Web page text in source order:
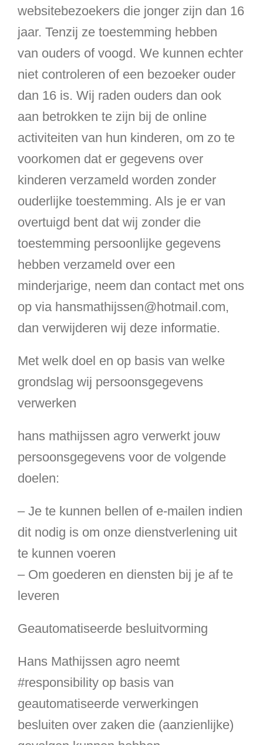
websitebezoekers die jonger zijn dan 16
jaar. Tenzij ze toestemming hebben
van ouders of voogd. We kunnen echter
niet controleren of een bezoeker ouder
dan 16 is. Wij raden ouders dan ook
aan betrokken te zijn bij de online
activiteiten van hun kinderen, om zo te
voorkomen dat er gegevens over
kinderen verzameld worden zonder
ouderlijke toestemming. Als je er van
overtuigd bent dat wij zonder die
toestemming persoonlijke gegevens
hebben verzameld over een
minderjarige, neem dan contact met ons
op via hansmathijssen@hotmail.com,
dan verwijderen wij deze informatie.
Met welk doel en op basis van welke
grondslag wij persoonsgegevens
verwerken
hans mathijssen agro verwerkt jouw
persoonsgegevens voor de volgende
doelen:
– Je te kunnen bellen of e-mailen indien
dit nodig is om onze dienstverlening uit
te kunnen voeren
– Om goederen en diensten bij je af te
leveren
Geautomatiseerde besluitvorming
Hans Mathijssen agro neemt
#responsibility op basis van
geautomatiseerde verwerkingen
besluiten over zaken die (aanzienlijke)